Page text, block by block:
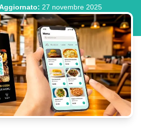
: 27 novembre 2025